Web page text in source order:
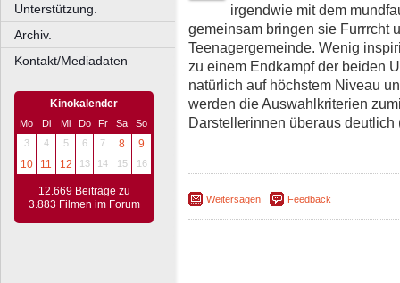
Unterstützung.
Archiv.
Kontakt/Mediadaten
Kinokalender
Mo Di Mi Do Fr Sa
So
3
4 5 6 7 8
9
10
11 12 13 14 15 16
12.669 Beiträge zu
3.883 Filmen im Forum
irgendwie mit dem
gemeinsam bringen sie Furrrcht
Teenagergemeinde. Wenig
zu einem Endkampf der beiden
natürlich auf höchstem Niveau
werden die Auswahlkriterien
Darstellerinnen überaus deutlich
Weitersagen Feedback